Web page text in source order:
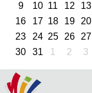
9
10 11 12 13
16
17 18 19 20
23
24 25 26 27
30
31 1 2 3